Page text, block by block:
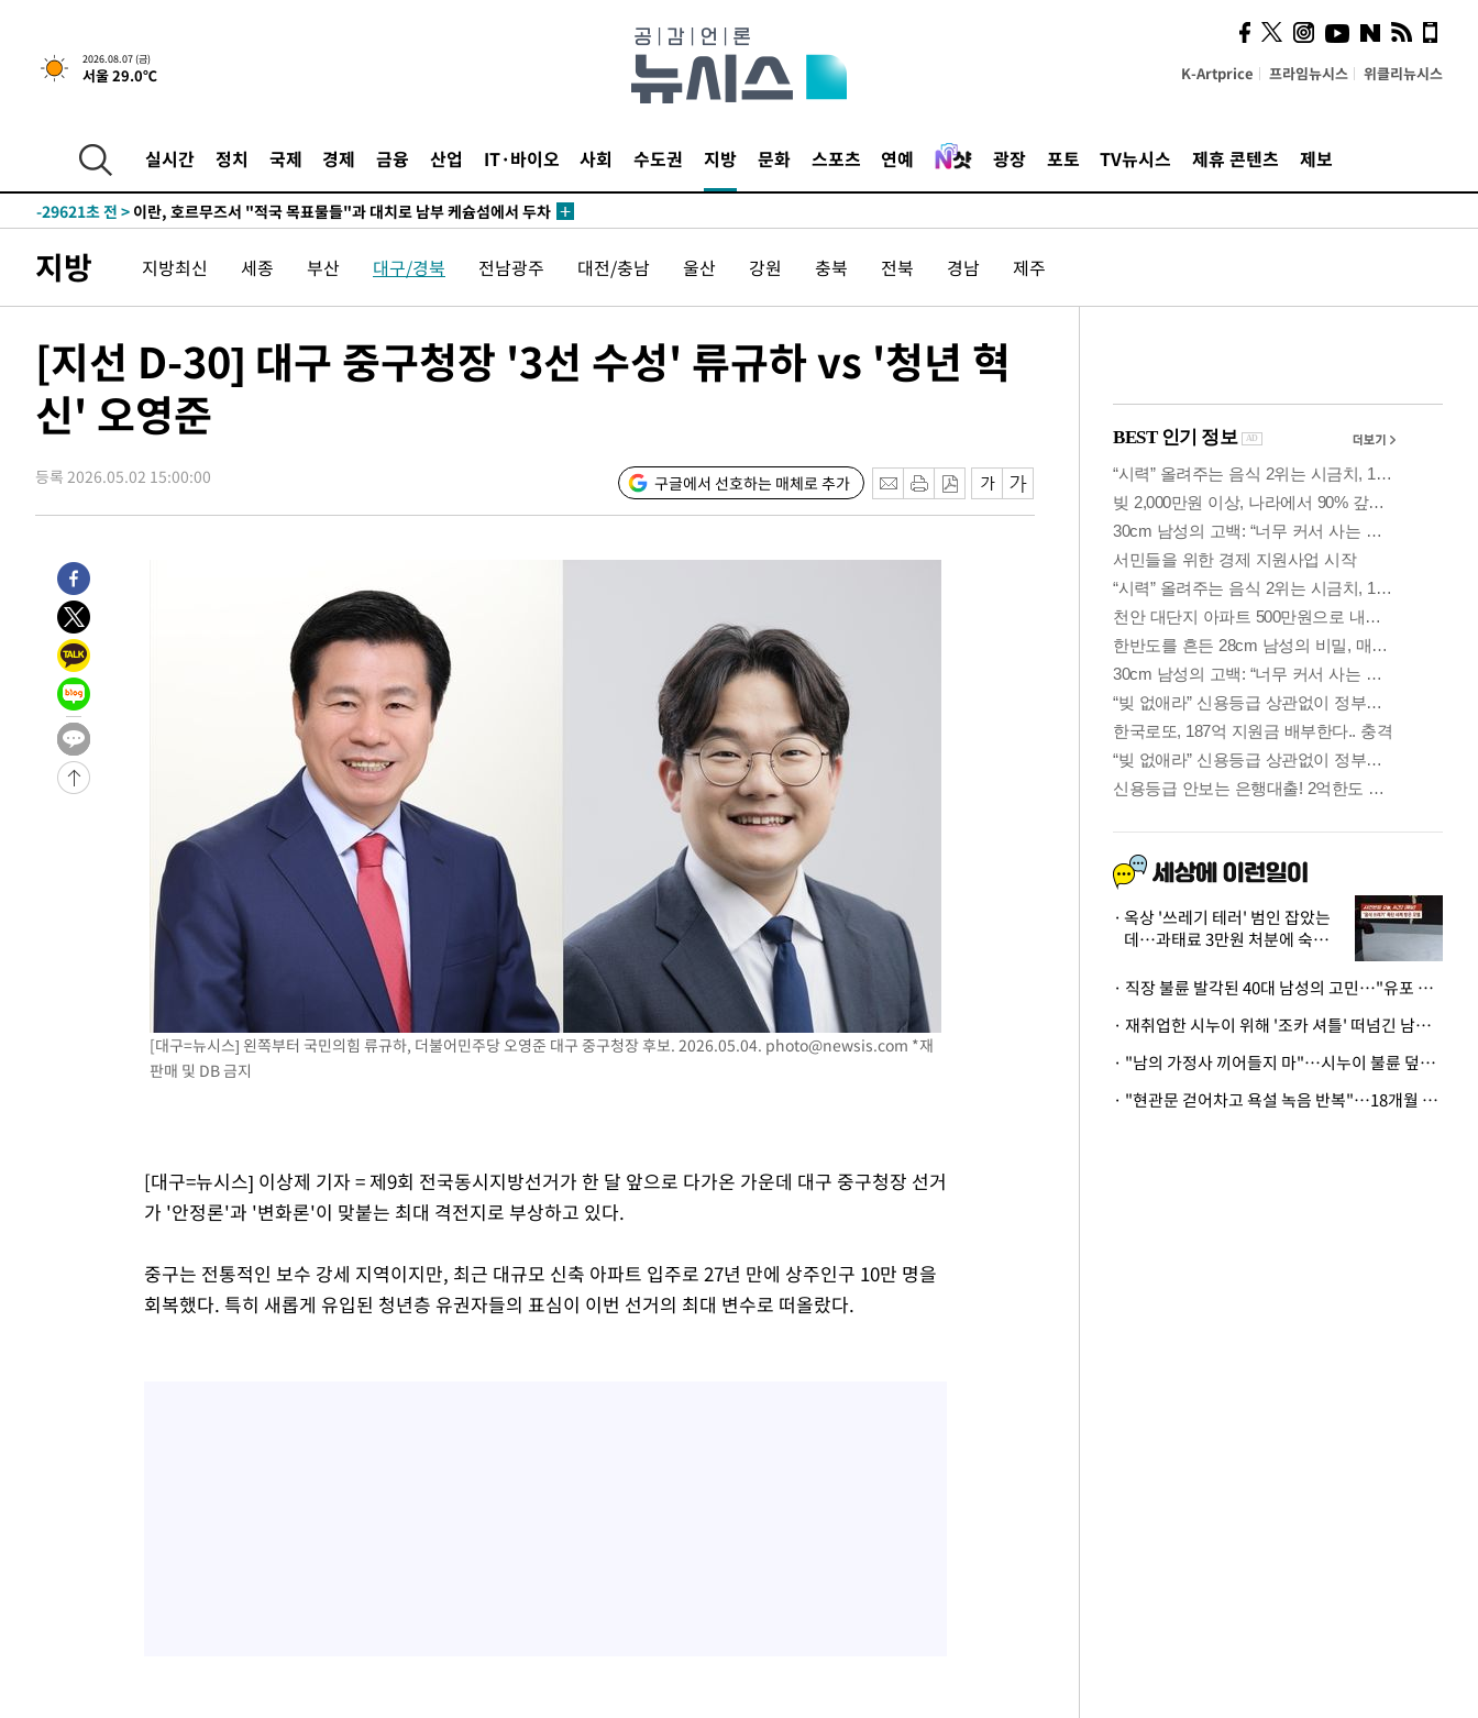
2026.08.07 (금)
서울 29.0℃ K-Artprice 프라임뉴시스 위클리뉴시스
실시간 정치 국제 경제 금융 산업 IT·바이오 사회 수도권 지방 문화 스포츠 연예 광장 포토 TV뉴시스 제휴 콘텐츠 제보
-24207초 전 >
-29621초 전 > 이란, 호르무즈서 "적국 목표물들"과 대치로 남부 케슘섬에서 두차
발효
-26487초 전 >
[속보]트럼프, 美 원정출산 금지 행정명령 서명
-24187초 전 >[속보] 뉴욕증시, 일제 하락 마감…나스닥 0.06%↓
례 큰 폭발음
-28356초 전 >
[속보]美, 폴리실리콘 수입 규제…파생제품 15% 관세, 120일 후
발효
-26507초 전 > [속보]트럼프, 美 원정출산 금지 행정명령 서명
-24207초 전 >[속보] 뉴욕증시, 일제 하락 마감…나스닥 0.06%↓
지방 지방최신 세종 부산 대구/경북 전남광주 대전/충남 울산 강원 충북 전북 경남 제주
[지선 D-30] 대구 중구청장 '3선 수성' 류규하 vs '청년 혁
신' 오영준
등록 2026.05.02 15:00:00 구글에서 선호하는 매체로 추가
[대구=뉴시스] 왼쪽부터 국민의힘 류규하, 더불어민주당 오영준 대구 중구청장 후보. 2026.05.04. photo@newsis.com *재
판매 및 DB 금지
[대구=뉴시스] 이상제 기자 = 제9회 전국동시지방선거가 한 달 앞으로 다가온 가운데 대구 중구청장 선거
가 '안정론'과 '변화론'이 맞붙는 최대 격전지로 부상하고 있다.
중구는 전통적인 보수 강세 지역이지만, 최근 대규모 신축 아파트 입주로 27년 만에 상주인구 10만 명을
회복했다. 특히 새롭게 유입된 청년층 유권자들의 표심이 이번 선거의 최대 변수로 떠올랐다.
의견, 국토부·LH에 충실히
전달할 것"
옥상 '쓰레기 테러' 범인 잡았는
데…과태료 3만원 처분에 숙박업
· 직장 불륜 발각된 40대 남성의 고민…"유포 동료 명예훼손·협박죄 고소 가능할까"
· 재취업한 시누이 위해 '조카 셔틀' 떠넘긴 남편…아내 "난 못한다"
· "남의 가정사 끼어들지 마"…시누이 불륜 덮으려는 남편에 억울한 아내
· "현관문 걷어차고 욕설 녹음 반복"…18개월 아기 키우는 집 뒤흔든 '앞집의 비극'